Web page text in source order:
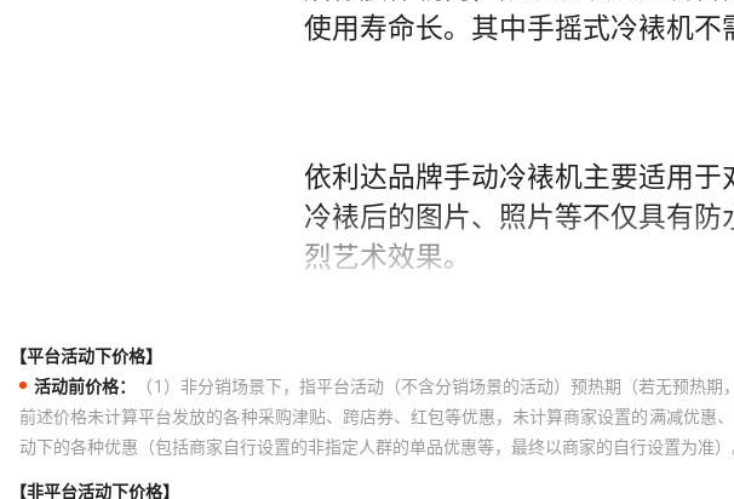
【平台活动下价格】
活动前价格：
（1）非分销场景下，指平台活动（不含分销场景的活动）预热期（若无预热
前述价格未计算平台发放的各种采购津贴、跨店券、红包等优惠，未计算商家设置的满减优
动下的各种优惠（包括商家自行设置的非指定人群的单品优惠等，最终以商家的自行设置为
【非平台活动下价格】